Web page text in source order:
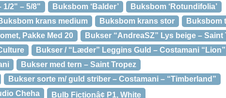
1/2" – 5/8"
Buksbom ‘Balder’
Buksbom ‘Rotundifolia’
krans medium Buksbom krans stor
Buksbom
Pakke Med 20
Bukser “AndreaSZ” Lys beige – Saint
Bukser / “Læder” Leggins Guld – Costamani “Lion”
Bukser med tern – Saint Tropez
Bukser sorte m/ guld striber – Costamani – “Timberland”
Cheha
Bulb Fictionâ¢ P1, White